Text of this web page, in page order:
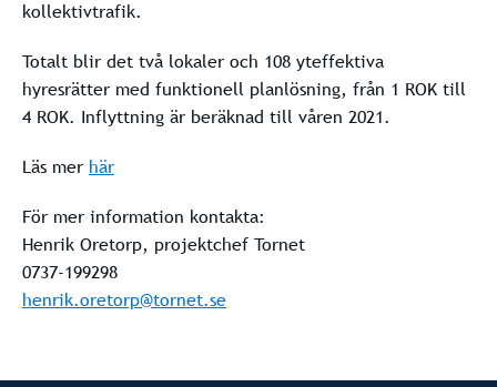
kollektivtrafik.
Totalt blir det två lokaler och 108 yteffektiva
hyresrätter med funktionell planlösning, från 1 ROK till
4 ROK. Inflyttning är beräknad till våren 2021.
Läs mer här
För mer information kontakta:
Henrik Oretorp, projektchef Tornet
0737-199298
henrik.oretorp@tornet.se